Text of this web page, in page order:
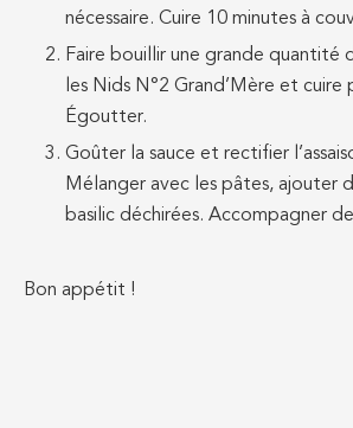
nécessaire. Cuire 10 minutes à
Faire bouillir une grande quantité
les Nids N°2 Grand’Mère et cuire
Égoutter.
Goûter la sauce et rectifier
Mélanger avec les pâtes, ajouter
basilic déchirées. Accompagner
Bon appétit !